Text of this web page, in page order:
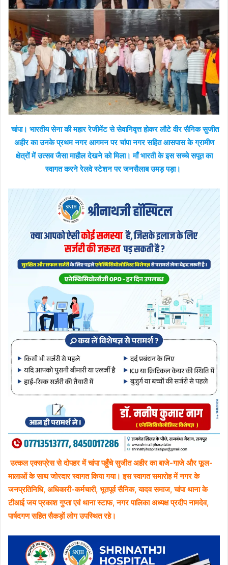
चांपा। भारतीय सेना की महार रेजीमेंट से सेवानिवृत्त होकर लौटे वीर सैनिक सुजीत
अहीर का उनके प्रथम नगर आगमन पर चांपा नगर सहित आसपास के ग्रामीण
क्षेत्रों में उत्सव जैसा माहौल देखने को मिला। माँ भारती के इस सच्चे सपूत का
स्वागत करने रेलवे स्टेशन पर जनसैलाब उमड़ पड़ा।
उत्कल एक्सप्रेस से दोपहर में चांपा पहुँचे सुजीत अहीर का बाजे-गाजे और फूल-
मालाओं के साथ जोरदार स्वागत किया गया। इस स्वागत समारोह में नगर के
जनप्रतिनिधि, अधिकारी-कर्मचारी, भूतपूर्व सैनिक, यादव समाज, चांपा थाना के
टीआई जय प्रकाश गुप्ता एवं थाना स्टाफ, नगर पालिका अध्यक्ष प्रदीप नामदेव,
पार्षदगण सहित सैकड़ों लोग उपस्थित रहे।